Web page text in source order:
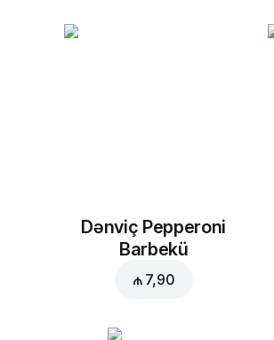
Dənviç Pepperoni
Barbekü
₼ 7,90